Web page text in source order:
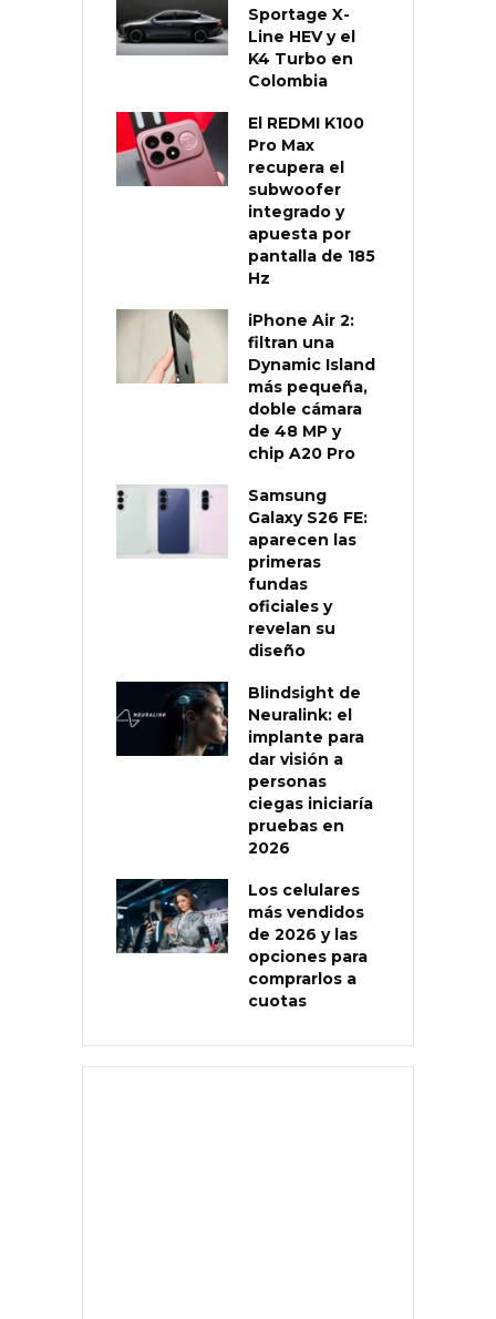
Sportage X-
Line HEV y el
K4 Turbo en
Colombia
El REDMI K100
Pro Max
recupera el
subwoofer
integrado y
apuesta por
pantalla de 185
Hz
iPhone Air 2:
filtran una
Dynamic Island
más pequeña,
doble cámara
de 48 MP y
chip A20 Pro
Samsung
Galaxy S26 FE:
aparecen las
primeras
fundas
oficiales y
revelan su
diseño
Blindsight de
Neuralink: el
implante para
dar visión a
personas
ciegas iniciaría
pruebas en
2026
Los celulares
más vendidos
de 2026 y las
opciones para
comprarlos a
cuotas